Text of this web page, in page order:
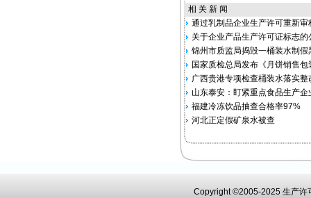
相 关 新 闻
通过乳制品企业生产许可重新审
关于企业产品生产许可证标志的
锦州市质监局捣毁一桶装水制假
国家质检总局发布《月饼销售
广西贵港专项检查桶装水落实整
山东泰安：盯紧重点食品生产企
福建冷冻饮品抽查合格率97%
河北正定假矿泉水被查
Copyright ©2005-2025 生产许